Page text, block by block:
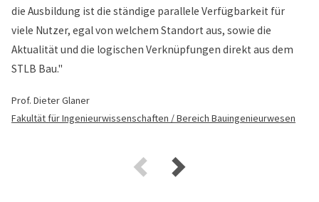
die Ausbildung ist die ständige parallele Verfügbarkeit für
viele Nutzer, egal von welchem Standort aus, sowie die
Aktualität und die logischen Verknüpfungen direkt aus dem
STLB Bau."
Prof. Dieter Glaner
Fakultät für Ingenieurwissenschaften / Bereich Bauingenieurwesen